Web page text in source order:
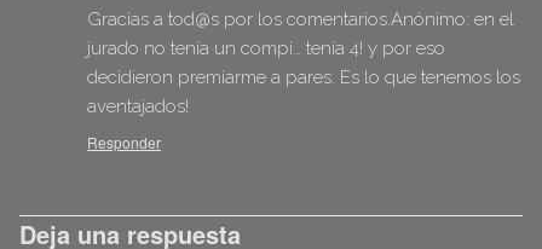
Gracias a tod@s por los comentarios.Anónimo: en el
jurado no tenía un compi… tenía 4! y por eso
decidieron premiarme a pares. Es lo que tenemos los
aventajados!
Responder
Deja una respuesta